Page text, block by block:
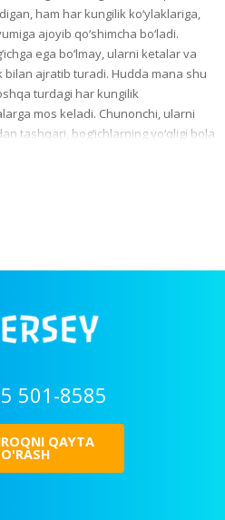
ham har kungilik ko‘ylaklariga,
ajoyib qo‘shimcha bo‘ladi.
ega bo‘lmay, ularni ketalar va
ajratib turadi. Hudda mana shu
turdagi har kungilik
mos keladi. Chunonchi, ularni
tashqari, bog‘ichlarning yo‘qligi bola
501-8585
QAYTA